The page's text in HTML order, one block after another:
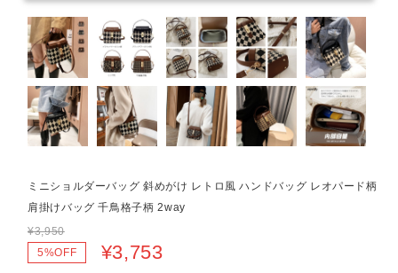
ミニショルダーバッグ 斜めがけ レトロ風 ハンドバッグ レオパード柄
肩掛けバッグ 千鳥格子柄 2way
¥3,950
5%OFF
¥3,753